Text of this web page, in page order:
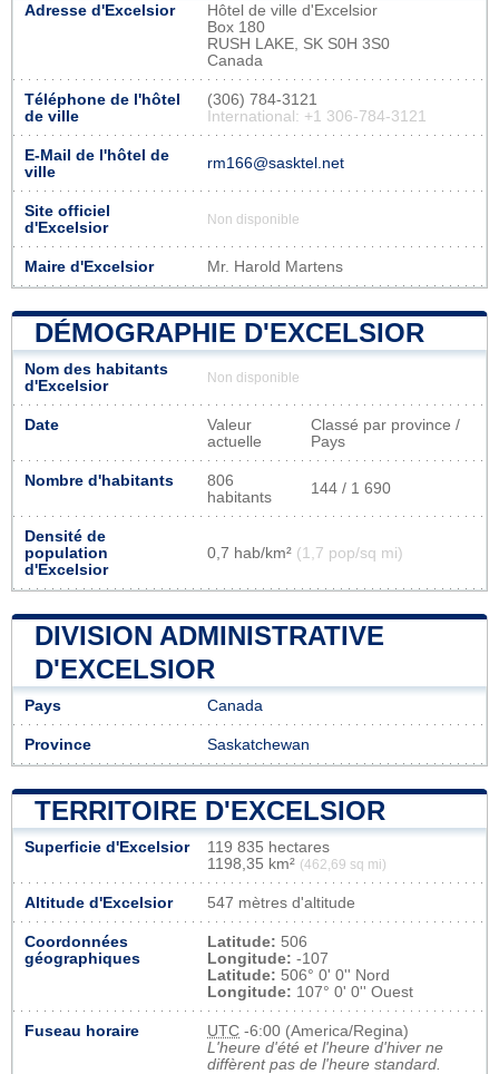
Adresse d'Excelsior
Hôtel de ville d'Excelsior
Box 180
RUSH LAKE, SK S0H 3S0
Canada
Téléphone de l'hôtel
de ville
(306) 784-3121
International: +1 306-784-3121
E-Mail de l'hôtel de
ville
rm166@sasktel.net
Site officiel
d'Excelsior
Non disponible
Maire d'Excelsior Mr. Harold Martens
DÉMOGRAPHIE D'EXCELSIOR
Nom des habitants
d'Excelsior
Non disponible
Date
Valeur
actuelle
Classé par province /
Pays
Nombre d'habitants
806
habitants
144 / 1 690
Densité de
population
d'Excelsior
0,7 hab/km² (1,7 pop/sq mi)
DIVISION ADMINISTRATIVE
D'EXCELSIOR
Pays Canada
Province Saskatchewan
TERRITOIRE D'EXCELSIOR
Superficie d'Excelsior
119 835 hectares
1198,35 km² (462,69 sq mi)
Altitude d'Excelsior 547 mètres d'altitude
Coordonnées
géographiques
Latitude: 506
Longitude: -107
Latitude: 506° 0' 0'' Nord
Longitude: 107° 0' 0'' Ouest
Fuseau horaire UTC -6:00 (America/Regina)
L'heure d'été et l'heure d'hiver ne
diffèrent pas de l'heure standard.